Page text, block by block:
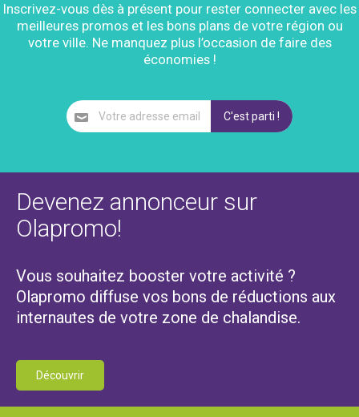
Inscrivez-vous dès à présent pour rester connecter avec les
meilleures promos et les bons plans de votre région ou
votre ville. Ne manquez plus l’occasion de faire des
économies !
Devenez annonceur sur
Olapromo!
Vous souhaitez booster votre activité ?
Olapromo diffuse vos bons de réductions aux
internautes de votre zone de chalandise.
Découvrir